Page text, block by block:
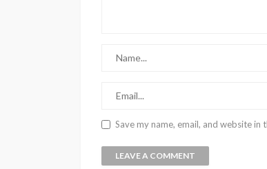
Save my name, email, and website